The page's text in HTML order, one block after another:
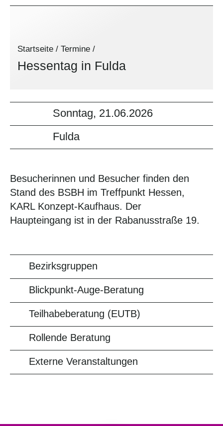
Startseite / Termine /
Hessentag in Fulda
Sonntag, 21.06.2026
Fulda
Besucherinnen und Besucher finden den
Stand des BSBH im Treffpunkt Hessen,
KARL Konzept-Kaufhaus. Der
Haupteingang ist in der Rabanusstraße 19.
Bezirksgruppen
Blickpunkt-Auge-Beratung
Teilhabeberatung (EUTB)
Rollende Beratung
Externe Veranstaltungen